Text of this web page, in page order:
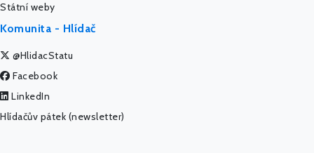
Státní weby
Komunita - Hlídač
@HlidacStatu
Facebook
LinkedIn
Hlídačův pátek (newsletter)